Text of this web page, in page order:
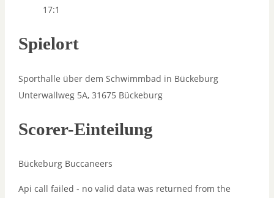
17:1
Spielort
Sporthalle über dem Schwimmbad in Bückeburg
Unterwallweg 5A, 31675 Bückeburg
Scorer-Einteilung
Bückeburg Buccaneers
Api call failed - no valid data was returned from the